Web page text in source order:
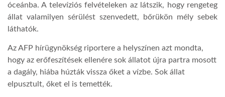
A NAP SZÉPE
GLOBOZSARU
óceánba. A televíziós felvételeken az látszik, hogy rengeteg
állat valamilyen sérülést szenvedett, bőrükön mély sebek
láthatók.
Az AFP hírügynökség riportere a helyszínen azt mondta,
hogy az erőfeszítések ellenére sok állatot újra partra mosott
a dagály, hiába húzták vissza őket a vízbe. Sok állat
elpusztult, őket el is temették.